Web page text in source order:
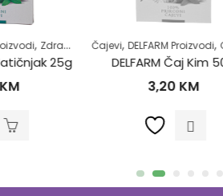
,Šećerna bolest-dijabetes,Superhrana,
Čajevi,DELFARM Proizvodi,Grčevi kod beba
DELFARM Čaj Kim 50g
Čajevi